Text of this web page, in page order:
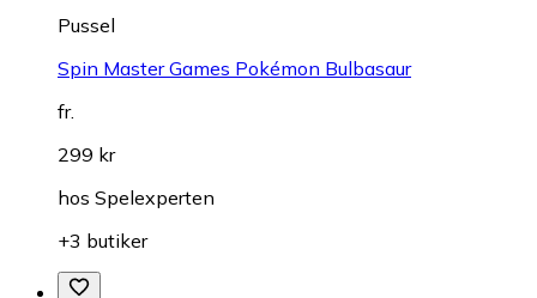
Pussel
Spin Master Games Pokémon Bulbasaur
fr.
299 kr
hos Spelexperten
+3 butiker